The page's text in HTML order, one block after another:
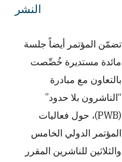
النشر
تضمّن المؤتمر أيضاً جلسة
مائدة مستديرة خُصِّصت
بالتعاون مع مبادرة
“الناشرون بلا حدود”
(PWB)، حول فعاليات
المؤتمر الدولي الخامس
والثلاثين للناشرين المقرر